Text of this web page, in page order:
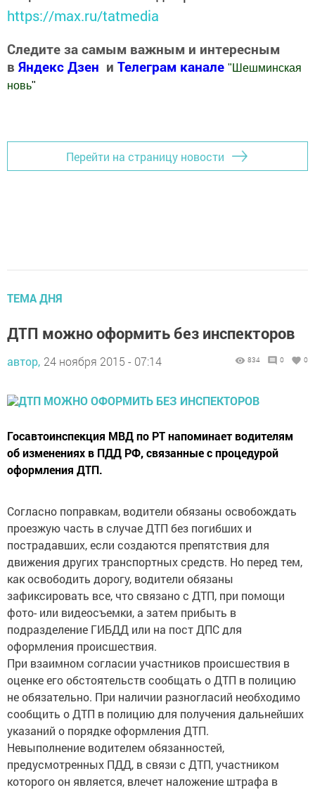
https://max.ru/tatmedia
Следите за самым важным и интересным
в Яндекс Дзен и Телеграм канале " Шешминская
новь"
Перейти на страницу новости
ТЕМА ДНЯ
ДТП можно оформить без инспекторов
автор, 24 ноября 2015 - 07:14 834 0 0
Госавтоинспекция МВД по РТ напоминает водителям
об изменениях в ПДД РФ, связанные с процедурой
оформления ДТП.
Согласно поправкам, водители обязаны освобождать
проезжую часть в случае ДТП без погибших и
пострадавших, если создаются препятствия для
движения других транспортных средств. Но перед тем,
как освободить дорогу, водители обязаны
зафиксировать все, что связано с ДТП, при помощи
фото- или видеосъемки, а затем прибыть в
подразделение ГИБДД или на пост ДПС для
оформления происшествия.
При взаимном согласии участников происшествия в
оценке его обстоятельств сообщать о ДТП в полицию
не обязательно. При наличии разногласий необходимо
сообщить о ДТП в полицию для получения дальнейших
указаний о порядке оформления ДТП.
Невыполнение водителем обязанностей,
предусмотренных ПДД, в связи с ДТП, участником
которого он является, влечет наложение штрафа в